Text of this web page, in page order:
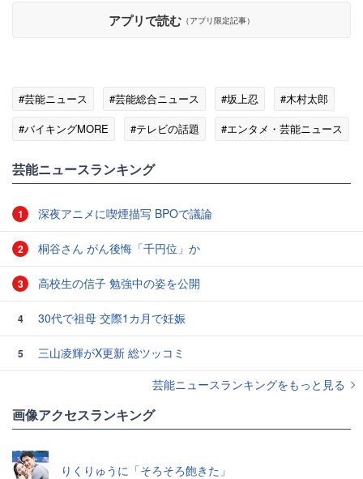
アプリで読む （アプリ限定記事）
#芸能ニュース #芸能総合ニュース #坂上忍
#木村太郎
#バイキングMORE
#テレビの話題 #エンタメ・芸能ニュース
芸能ニュースランキング
1 深夜アニメに喫煙描写 BPOで議論
2 桐谷さん がん後悔「千円位」か
3 高校生の信子 勉強中の姿を公開
4 30代で祖母 交際1カ月で妊娠
5
三山凌輝がX更新 総ツッコミ
芸能ニュースランキングをもっと見る
画像アクセスランキング
りくりゅうに「そろそろ飽きた」